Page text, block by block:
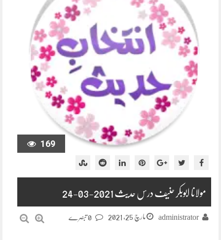
169
مولانا ابوبکر حنیف درس حدیث 2021-03-24
administrator مارچ 25, 2021